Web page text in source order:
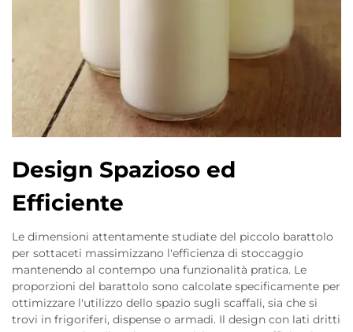
Design Spazioso ed
Efficiente
Le dimensioni attentamente studiate del piccolo barattolo
per sottaceti massimizzano l'efficienza di stoccaggio
mantenendo al contempo una funzionalità pratica. Le
proporzioni del barattolo sono calcolate specificamente per
ottimizzare l'utilizzo dello spazio sugli scaffali, sia che si
trovi in frigoriferi, dispense o armadi. Il design con lati dritti